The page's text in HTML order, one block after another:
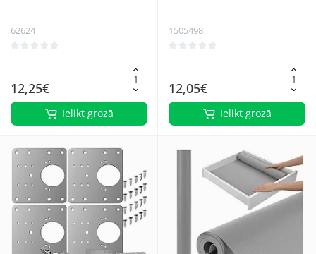
62624
12,25€
Ielikt grozā
1505498
12,05€
Ielikt grozā